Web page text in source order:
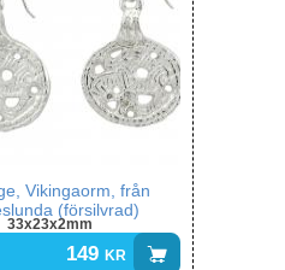
Vikingaorm, från
(försilvrad)
33x23x2mm
149 kr